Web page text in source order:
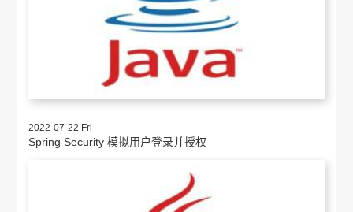
2022-07-22 Fri
Spring Security 模拟用户登录并授权